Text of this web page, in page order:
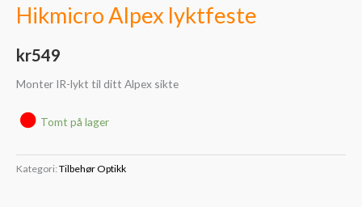
Hikmicro Alpex lyktfeste
kr549
Monter IR-lykt til ditt Alpex sikte
Tomt på lager
Kategori: Tilbehør Optikk